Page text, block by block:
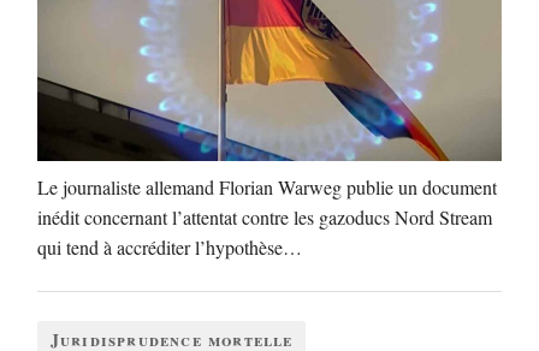
Le journaliste allemand Florian Warweg publie un document
inédit concernant l’attentat contre les gazoducs Nord Stream
qui tend à accréditer l’hypothèse…
Juridisprudence mortelle